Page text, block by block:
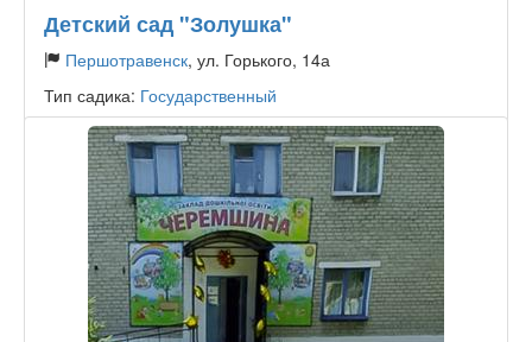
Детский сад "Золушка"
Першотравенск, ул. Горького, 14а
Тип садика: Государственный